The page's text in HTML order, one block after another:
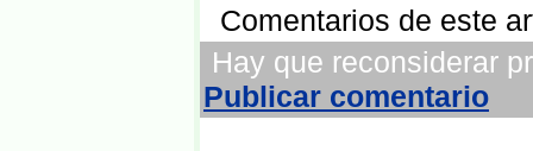
Comentarios de este
Hay que reconsiderar
Publicar comentario